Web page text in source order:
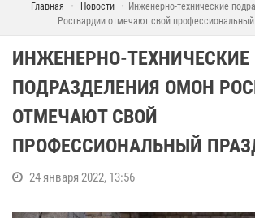
Главная Новости
Инженерно-технические
Росгвардии отмечают свой
ИНЖЕНЕРНО-ТЕХНИЧЕСКИЕ
ПОДРАЗДЕЛЕНИЯ ОМОН
ОТМЕЧАЮТ СВОЙ
ПРОФЕССИОНАЛЬНЫЙ
24 января 2022, 13:56